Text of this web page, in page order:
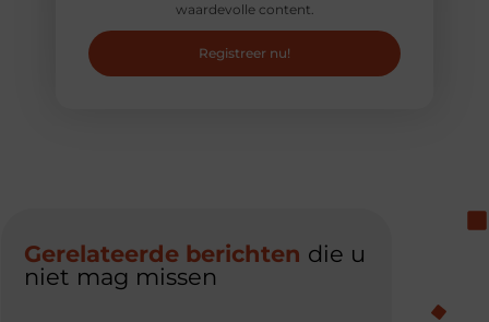
waardevolle content.
Registreer nu!
Gerelateerde berichten die u
niet mag missen